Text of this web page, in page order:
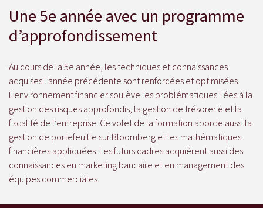
Une 5e année avec un programme
d’approfondissement
Au cours de la 5e année, les techniques et connaissances
acquises l’année précédente sont renforcées et optimisées.
L’environnement financier soulève les problématiques liées à la
gestion des risques approfondis, la gestion de trésorerie et la
fiscalité de l’entreprise. Ce volet de la formation aborde aussi la
gestion de portefeuille sur Bloomberg et les mathématiques
financières appliquées. Les futurs cadres acquièrent aussi des
connaissances en marketing bancaire et en management des
équipes commerciales.